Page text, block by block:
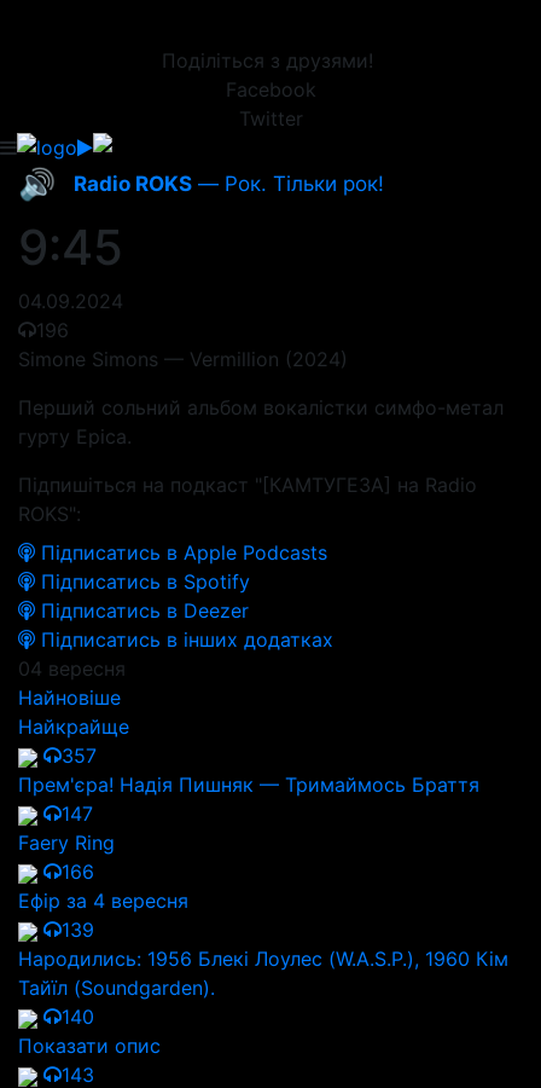
Поділіться з друзями!
Facebook
Twitter
🔊 Radio ROKS — Рок. Тільки рок!
9:45
04.09.2024
196
Simone Simons — Vermillion (2024)
Перший сольний альбом вокалістки симфо-метал
гурту Epica.
Підпишіться на подкаст "[КАМТУГЕЗА] на Radio
ROKS":
Підписатись в Apple Podcasts
Підписатись в Spotify
Підписатись в Deezer
Підписатись в інших додатках
04 вересня
Найновіше
Найкрайще
357
Прем'єра! Надія Пишняк — Тримаймось Браття
147
Faery Ring
166
Ефір за 4 вересня
139
Народились: 1956 Блекі Лоулес (W.A.S.P.), 1960 Кім
Тайїл (Soundgarden).
140
Показати опис
143